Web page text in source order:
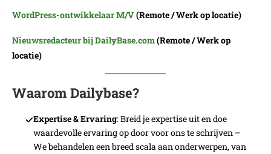
WordPress-ontwikkelaar M/V(Remote / Werk op locatie)
Nieuwsredacteur bij DailyBase.com(Remote / Werk op
locatie)
Waarom Dailybase?
Expertise & Ervaring: Breid je expertise uit en doe
waardevolle ervaring op door voor ons te schrijven –
We behandelen een breed scala aan onderwerpen, van